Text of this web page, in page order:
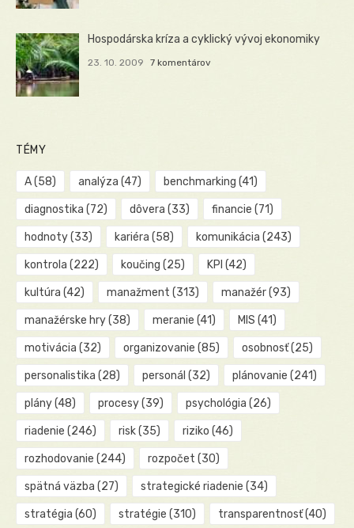
Hospodárska kríza a cyklický vývoj ekonomiky
23. 10. 2009 7 komentárov
TÉMY
A(58) analýza (47) benchmarking (41)
diagnostika (72) dôvera (33) financie (71)
hodnoty(33) kariéra (58) komunikácia (243)
kontrola (222) koučing (25) KPI (42)
kultúra (42) manažment (313) manažér(93)
manažérske hry(38) meranie (41) MIS (41)
motivácia (32) organizovanie (85) osobnosť(25)
personalistika (28) personál (32) plánovanie (241)
plány(48) procesy(39) psychológia (26)
riadenie (246) risk(35) riziko (46)
rozhodovanie (244) rozpočet (30)
spätná väzba (27) strategické riadenie (34)
stratégia (60) stratégie (310) transparentnosť(40)